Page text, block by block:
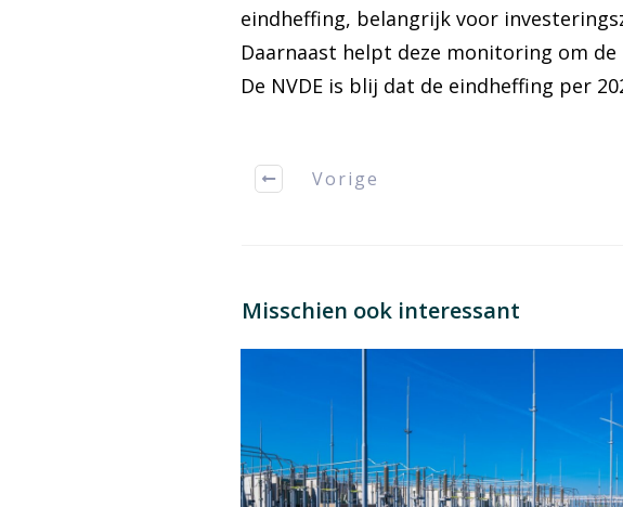
eindheffing, belangrijk voor
Daarnaast helpt deze monitoring om
De NVDE is blij dat de eindheffing per
Vorige
Misschien ook interessant